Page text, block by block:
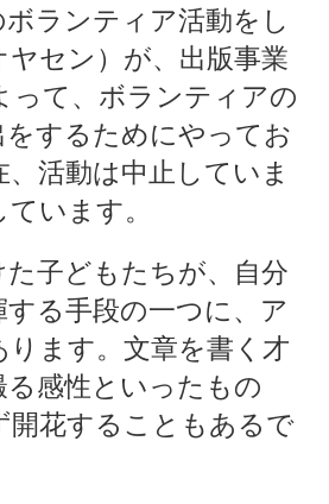
ボランティア活動をし
セン）が、出版事業
って、ボランティアの
するためにやってお
、活動は中止していま
います。
た子どもたちが、自分
る手段の一つに、ア
ります。文章を書く才
感性といったもの
開花することもあるで